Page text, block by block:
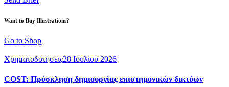
Want to Buy Illustrations?
Go to Shop
Χρηματοδοτήσεις28 Ιουλίου 2026
COST: Πρόσκληση δημιουργίας επιστημονικών δικτύων